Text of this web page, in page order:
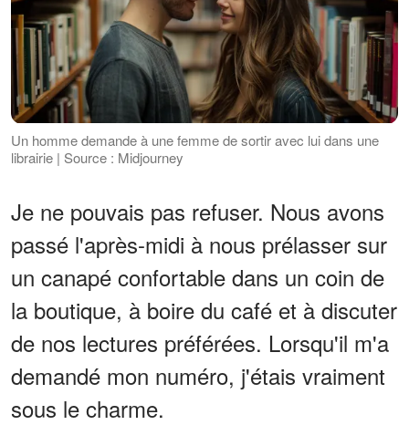
Un homme demande à une femme de sortir avec lui dans une
librairie | Source : Midjourney
Je ne pouvais pas refuser. Nous avons
passé l'après-midi à nous prélasser sur
un canapé confortable dans un coin de
la boutique, à boire du café et à discuter
de nos lectures préférées. Lorsqu'il m'a
demandé mon numéro, j'étais vraiment
sous le charme.